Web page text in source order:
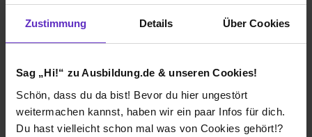
Zustimmung Details Über Cookies
Sag „Hi!“ zu Ausbildung.de & unseren Cookies!
Schön, dass du da bist! Bevor du hier ungestört
weitermachen kannst, haben wir ein paar Infos für dich.
Du hast vielleicht schon mal was von Cookies gehört!?
17033 Neubrandenburg
01.10.2026